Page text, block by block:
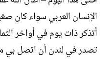
الإنسان العربي سواء كان
أتذكر ذات يوم في أواخر
تصدر في لندن أن اتصل بي